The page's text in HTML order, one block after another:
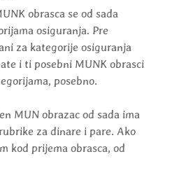
obrasca se od sada
osiguranja. Pre
za kategorije osiguranja
i ti posebni MUNK obrasci
posebno.
MUN obrazac od sada ima
za dinare i pare. Ako
kod prijema obrasca, od